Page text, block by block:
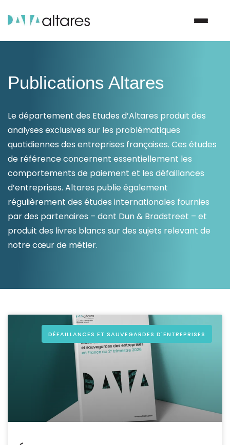
Vos enjeux
Notre groupe
Nos partenaires
Ressources
Publications Altares
Le département des Etudes d’Altares produit des
analyses exclusives sur les problématiques
quotidiennes des entreprises françaises. Ces études
de référence concernent essentiellement les
comportements de paiement et les défaillances
d’entreprises. Altares publie également
régulièrement des études internationales fournies
par des partenaires – dont Dun & Bradstreet – et
produit des livres blancs sur des sujets relevant de
notre cœur de métier.
DÉFAILLANCES ET SAUVEGARDES D'ENTREPRISES